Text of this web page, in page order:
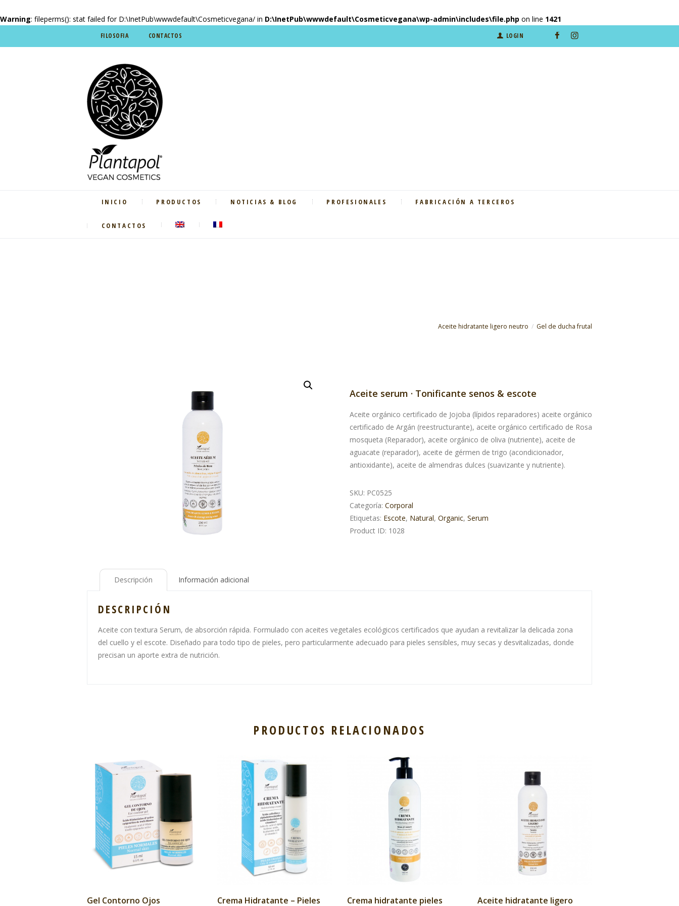
Warning: fileperms(): stat failed for D:\InetPub\wwwdefault\Cosmeticvegana/ in D:\InetPub\wwwdefault\Cosmeticvegana\wp-admin\includes\file.php on line 1421
FILOSOFIA CONTACTOS LOGIN
INICIO PRODUCTOS NOTICIAS & BLOG PROFESIONALES FABRICACIÓN A TERCEROS
CONTACTOS
Aceite hidratante ligero neutro Gel de ducha frutal
Aceite serum · Tonificante senos & escote
Aceite orgánico certificado de Jojoba (lípidos reparadores) aceite orgánico
certificado de Argán (reestructurante), aceite orgánico certificado de Rosa
mosqueta (Reparador), aceite orgánico de oliva (nutriente), aceite de
aguacate (reparador), aceite de gérmen de trigo (acondicionador,
antioxidante), aceite de almendras dulces (suavizante y nutriente).
SKU: PC0525
Categoría: Corporal
Etiquetas: Escote, Natural, Organic, Serum
Product ID: 1028
Descripción Información adicional
DESCRIPCIÓN
Aceite con textura Serum, de absorción rápida. Formulado con aceites vegetales ecológicos certificados que ayudan a revitalizar la delicada zona
del cuello y el escote. Diseñado para todo tipo de pieles, pero particularmente adecuado para pieles sensibles, muy secas y desvitalizadas, donde
precisan un aporte extra de nutrición.
PRODUCTOS RELACIONADOS
Gel Contorno Ojos
Crema Hidratante – Pieles
Crema hidratante pieles
Aceite hidratante ligero